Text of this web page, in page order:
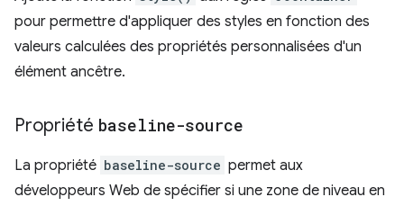
pour permettre d'appliquer des styles en fonction des
valeurs calculées des propriétés personnalisées d'un
élément ancêtre.
Propriété baseline-source
La propriété baseline-source permet aux
développeurs Web de spécifier si une zone de niveau en